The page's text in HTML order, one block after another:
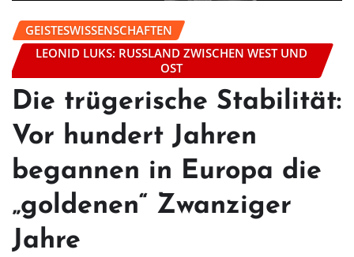
GEISTESWISSENSCHAFTEN
LEONID LUKS: RUSSLAND ZWISCHEN WEST UND
OST
Die trügerische Stabilität:
Vor hundert Jahren
begannen in Europa die
„goldenen“ Zwanziger
Jahre